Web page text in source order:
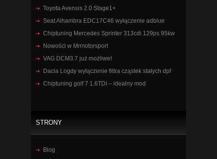
Toyota Avensis 2.0 Stage1+
Seat Alhambra EDC17C46 wyłączenie adblue
Chiptuning Mercedes Sprinter 313cdi 129ps 95kw
Nowości w Mrmotorsport
VAG DCM3.7 już możliwe!
Dacia Logdy wyłączenie filtra cząstek stałych dpf
Chiptuning golf 7 1.6TDI – idealny mod
STRONY
Blog